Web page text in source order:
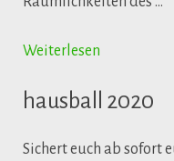
Weiterlesen
hausball 2020
Sichert euch ab sofort